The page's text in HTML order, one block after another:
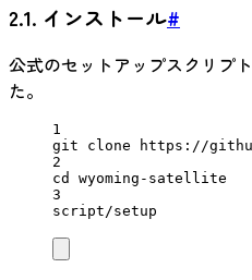
2.1. インストール#
公式のセットアップスクリプ
た。
1
git
clone
https://
2
cd
wyoming-satellite
3
script/setup